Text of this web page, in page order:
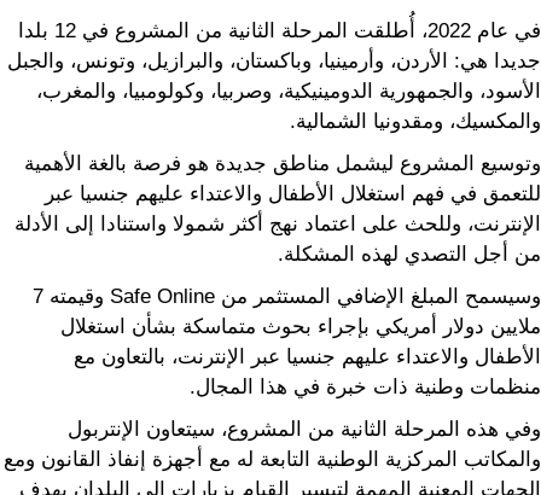
في عام 2022، أُطلقت المرحلة الثانية من المشروع في 12 بلدا
جديدا هي: الأردن، وأرمينيا، وباكستان، والبرازيل، وتونس، والجبل
الأسود، والجمهورية الدومينيكية، وصربيا، وكولومبيا، والمغرب،
والمكسيك، ومقدونيا الشمالية.
وتوسيع المشروع ليشمل مناطق جديدة هو فرصة بالغة الأهمية
للتعمق في فهم استغلال الأطفال والاعتداء عليهم جنسيا عبر
الإنترنت، وللحث على اعتماد نهج أكثر شمولا واستنادا إلى الأدلة
من أجل التصدي لهذه المشكلة.
وسيسمح المبلغ الإضافي المستثمر من Safe Online وقيمته 7
ملايين دولار أمريكي بإجراء بحوث متماسكة بشأن استغلال
الأطفال والاعتداء عليهم جنسيا عبر الإنترنت، بالتعاون مع
منظمات وطنية ذات خبرة في هذا المجال.
وفي هذه المرحلة الثانية من المشروع، سيتعاون الإنتربول
والمكاتب المركزية الوطنية التابعة له مع أجهزة إنفاذ القانون ومع
الجهات المعنية المهمة لتيسير القيام بزيارات إلى البلدان بهدف